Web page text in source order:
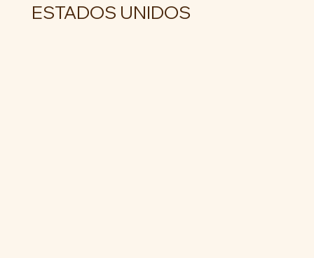
ESTADOS UNIDOS